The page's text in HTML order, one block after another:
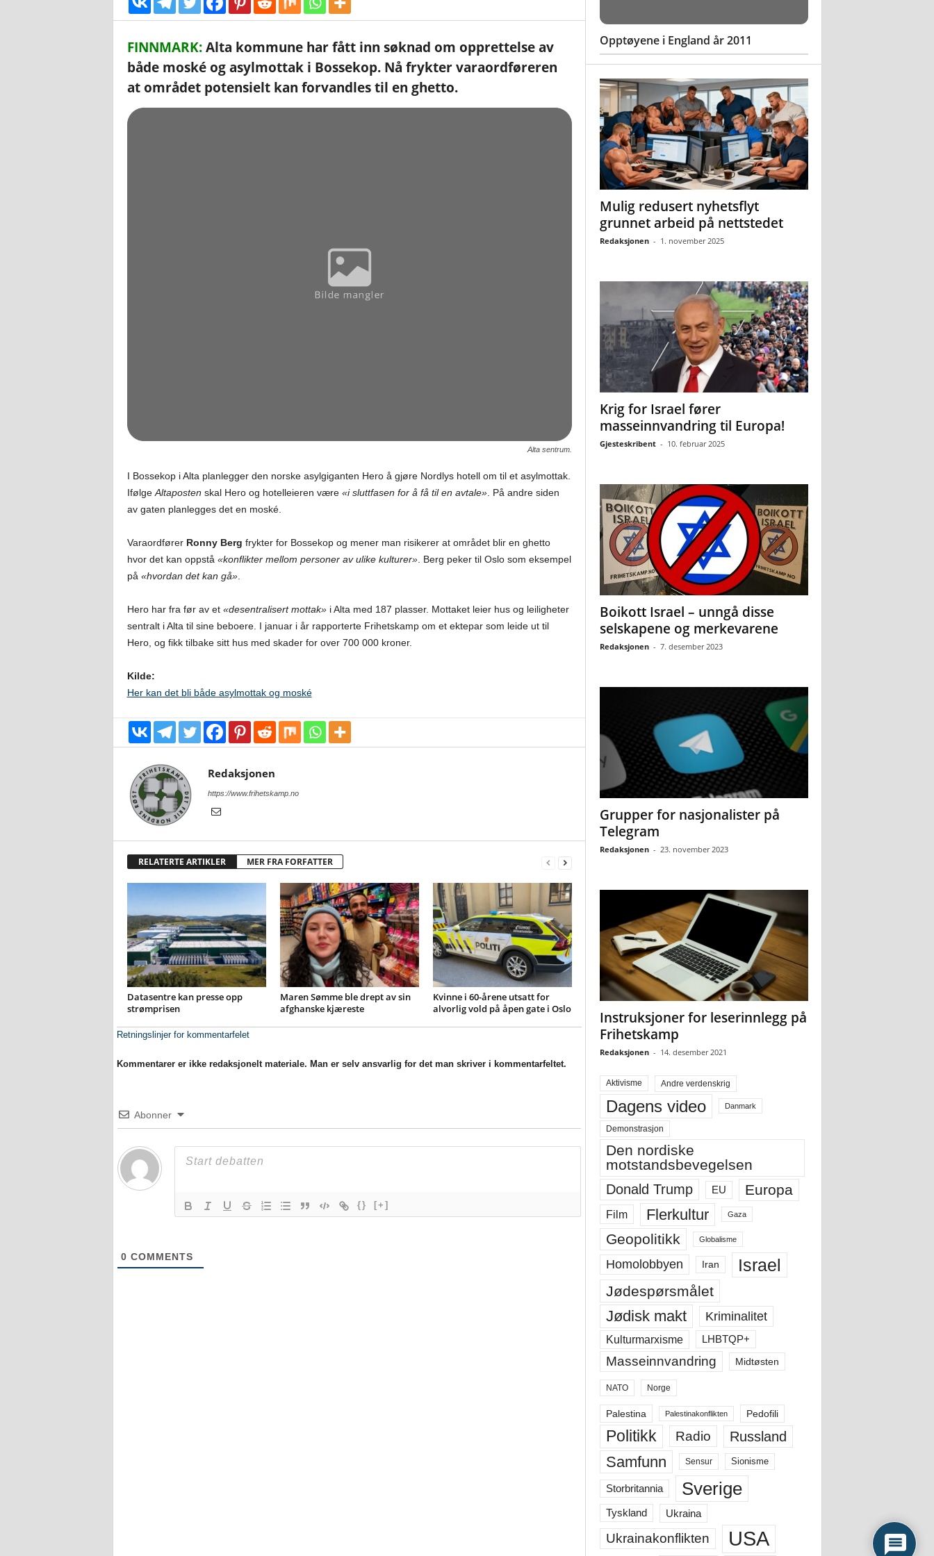
FINNMARK:Alta kommune har fått inn søknad om opprettelse av
både moské og asylmottak i Bossekop. Nå frykter varaordføreren
at området potensielt kan forvandles til en ghetto.
Alta sentrum.
I Bossekop i Alta planlegger den norske asylgiganten Hero å gjøre Nordlys hotell om til et asylmottak.
Ifølge Altaposten skal Hero og hotelleieren være «i sluttfasen for å få til en avtale». På andre siden
av gaten planlegges det en moské.
Varaordfører Ronny Berg frykter for Bossekop og mener man risikerer at området blir en ghetto
hvor det kan oppstå «konflikter mellom personer av ulike kulturer». Berg peker til Oslo som eksempel
på «hvordan det kan gå».
Hero har fra før av et «desentralisert mottak»i Alta med 187 plasser. Mottaket leier hus og leiligheter
sentralt i Alta til sine beboere. I januar i år rapporterte Frihetskamp om et ektepar som leide ut til
Hero, og fikk tilbake sitt hus med skader for over 700 000 kroner.
Kilde:
Her kan det bli både asylmottak og moské
Redaksjonen
https://www.frihetskamp.no
RELATERTE ARTIKLER MER FRA FORFATTER
Datasentre kan presse opp
strømprisen
Maren Sømme ble drept av sin
afghanske kjæreste
Kvinne i 60-årene utsatt for
alvorlig vold på åpen gate i Oslo
Retningslinjer for kommentarfelet
Kommentarer er ikke redaksjonelt materiale. Man er selv ansvarlig for det man skriver i kommentarfeltet.
Abonner
{} [+]
0 COMMENTS
Opptøyene i England år 2011
Mulig redusert nyhetsflyt
grunnet arbeid på nettstedet
Redaksjonen - 1. november 2025
Krig for Israel fører
masseinnvandring til Europa!
Gjesteskribent - 10. februar 2025
Boikott Israel – unngå disse
selskapene og merkevarene
Redaksjonen - 7. desember 2023
Grupper for nasjonalister på
Telegram
Redaksjonen - 23. november 2023
Instruksjoner for leserinnlegg på
Frihetskamp
Redaksjonen - 14. desember 2021
Aktivisme Andre verdenskrig
Dagens video Danmark
Demonstrasjon
Den nordiske
motstandsbevegelsen
Donald Trump EU Europa
Film Flerkultur Gaza
Geopolitikk Globalisme
Homolobbyen Iran Israel
Jødespørsmålet
Jødisk makt Kriminalitet
Kulturmarxisme LHBTQP+
Masseinnvandring Midtøsten
NATO Norge
Palestina Palestinakonflikten Pedofili
Politikk Radio Russland
Samfunn Sensur Sionisme
Storbritannia Sverige
Tyskland Ukraina
Ukrainakonflikten USA